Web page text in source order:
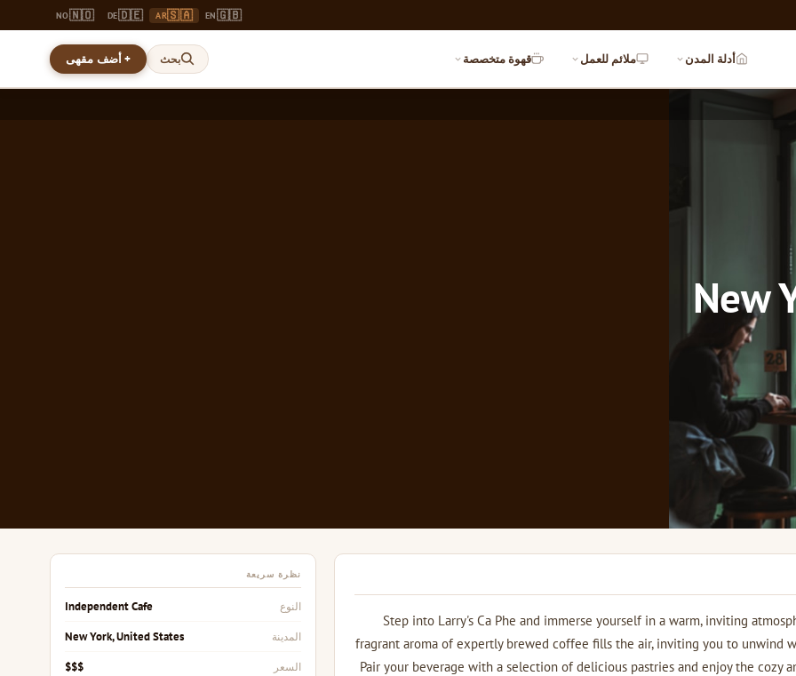
🇬🇧
EN
🇸🇦
AR
🇩🇪
DE
🇳🇴
NO
أدلة المدن ملائم للعمل قهوة متخصصة بحث + أضف مقهى
Step into Larry's Ca Phe and immerse yourself in a warm, inviting
fragrant aroma of expertly brewed coffee fills the air, inviting you to unwind
Pair your beverage with a selection of delicious pastries and enjoy the cozy
نظرة سريعة
النوع Independent Cafe
المدينة New York, United States
السعر $$$